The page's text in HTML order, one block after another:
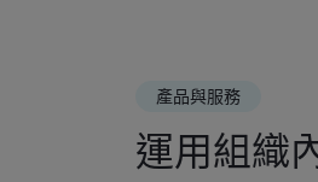
產品與服務
運用組織